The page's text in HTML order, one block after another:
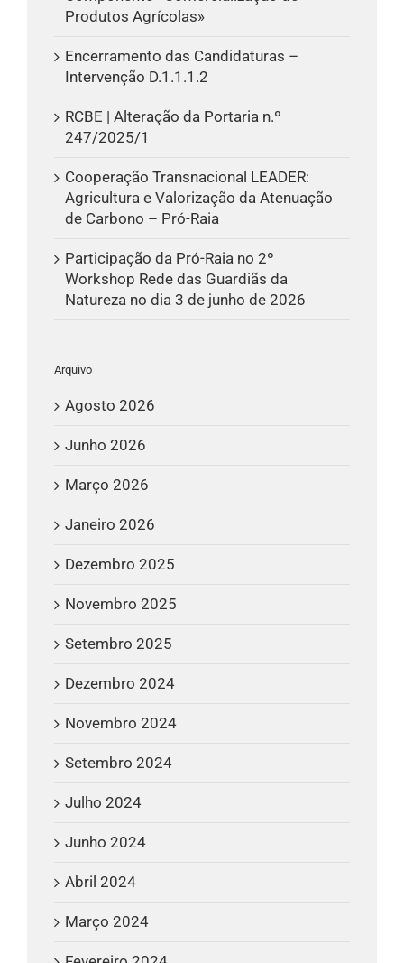
Produtos Agrícolas»
Encerramento das Candidaturas –
Intervenção D.1.1.1.2
RCBE | Alteração da Portaria n.º
247/2025/1
Cooperação Transnacional LEADER:
Agricultura e Valorização da Atenuação
de Carbono – Pró-Raia
Participação da Pró-Raia no 2º
Workshop Rede das Guardiãs da
Natureza no dia 3 de junho de 2026
Arquivo
Agosto 2026
Junho 2026
Março 2026
Janeiro 2026
Dezembro 2025
Novembro 2025
Setembro 2025
Dezembro 2024
Novembro 2024
Setembro 2024
Julho 2024
Junho 2024
Abril 2024
Março 2024